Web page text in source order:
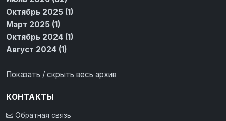
Октябрь 2025 (1)
Март 2025 (1)
Октябрь 2024 (1)
Август 2024 (1)
Показать / скрыть весь архив
КОНТАКТЫ
Обратная связь